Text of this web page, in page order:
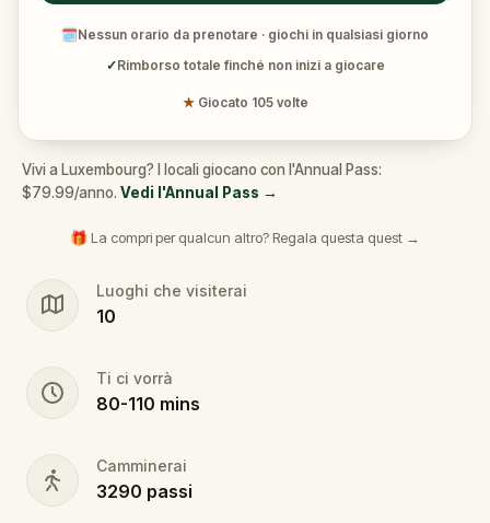
🗓Nessun orario da prenotare · giochi in qualsiasi giorno
✓Rimborso totale finché non inizi a giocare
★ Giocato 105 volte
Vivi a Luxembourg? I locali giocano con l'Annual Pass:
$79.99/anno. Vedi l'Annual Pass →
🎁 La compri per qualcun altro? Regala questa quest →
Luoghi che visiterai
10
Ti ci vorrà
80-110 mins
Camminerai
3290 passi